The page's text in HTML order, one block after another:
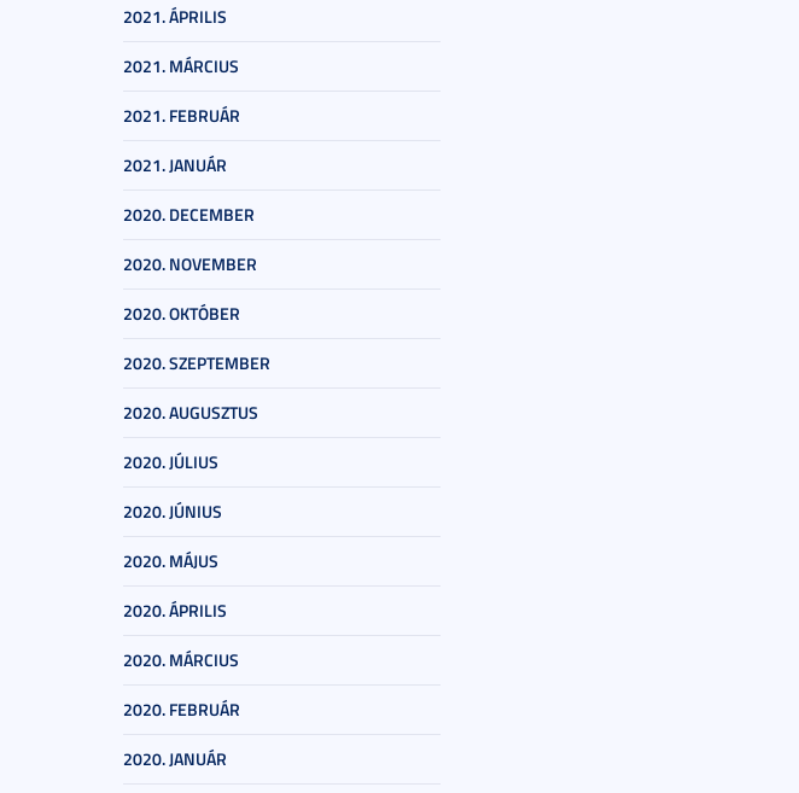
2021. ÁPRILIS
2021. MÁRCIUS
2021. FEBRUÁR
2021. JANUÁR
2020. DECEMBER
2020. NOVEMBER
2020. OKTÓBER
2020. SZEPTEMBER
2020. AUGUSZTUS
2020. JÚLIUS
2020. JÚNIUS
2020. MÁJUS
2020. ÁPRILIS
2020. MÁRCIUS
2020. FEBRUÁR
2020. JANUÁR